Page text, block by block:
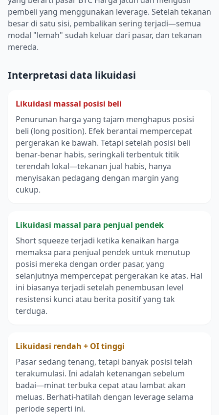
pembeli yang menggunakan leverage. Setelah tekanan
besar di satu sisi, pembalikan sering terjadi—semua
modal "lemah" sudah keluar dari pasar, dan tekanan
mereda.
Interpretasi data likuidasi
Likuidasi massal posisi beli
Penurunan harga yang tajam menghapus posisi
beli (long position). Efek berantai mempercepat
pergerakan ke bawah. Tetapi setelah posisi beli
benar-benar habis, seringkali terbentuk titik
terendah lokal—tekanan jual habis, hanya
menyisakan pedagang dengan margin yang
cukup.
Likuidasi massal para penjual pendek
Short squeeze terjadi ketika kenaikan harga
memaksa para penjual pendek untuk menutup
posisi mereka dengan order pasar, yang
selanjutnya mempercepat pergerakan ke atas. Hal
ini biasanya terjadi setelah penembusan level
resistensi kunci atau berita positif yang tak
terduga.
Likuidasi rendah + OI tinggi
Pasar sedang tenang, tetapi banyak posisi telah
terakumulasi. Ini adalah ketenangan sebelum
badai—minat terbuka cepat atau lambat akan
meluas. Berhati-hatilah dengan leverage selama
periode seperti ini.